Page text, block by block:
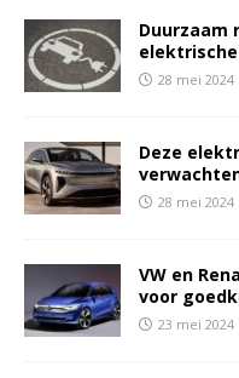
Duurzaam
28 mei 2024
Deze
28 mei 2024
VW en
voor
23 mei 2024